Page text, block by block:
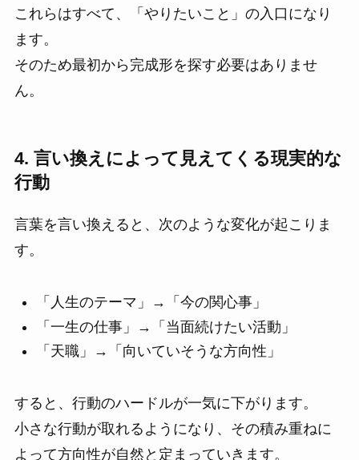
これらはすべて、「やりたいこと」の入口になり
ます。
そのため最初から完成形を探す必要はありませ
ん。
4. 言い換えによって見えてくる現実的な
行動
言葉を言い換えると、次のような変化が起こりま
す。
「人生のテーマ」→「今の関心事」
「一生の仕事」→「当面続けたい活動」
「天職」→「向いていそうな方向性」
すると、行動のハードルが一気に下がります。
小さな行動が取れるようになり、その積み重ねに
よって方向性が自然と定まっていきます。